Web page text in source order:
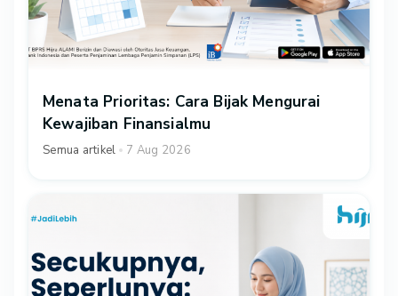
Menata Prioritas: Cara Bijak Mengurai
Kewajiban Finansialmu
Semua artikel 7 Aug 2026